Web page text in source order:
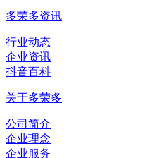
多荣多资讯
行业动态
企业资讯
抖音百科
关于多荣多
公司简介
企业理念
企业服务